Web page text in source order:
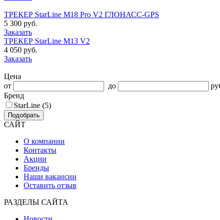
ТРЕКЕР StarLine M18 Pro V2 ГЛОНАСС-GPS
5 300 руб.
Заказать
ТРЕКЕР StarLine M13 V2
4 050 руб.
Заказать
Цена
от
до
Бренд
StarLine (5)
Подобрать
САЙТ
О компании
Контакты
Акции
Бренды
Наши вакансии
Оставить отзыв
РАЗДЕЛЫ САЙТА